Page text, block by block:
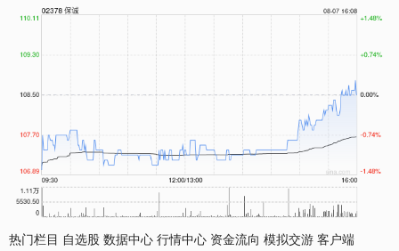
热门栏目 自选股 数据中心 行情中心 资金流向 模拟交游 客户端